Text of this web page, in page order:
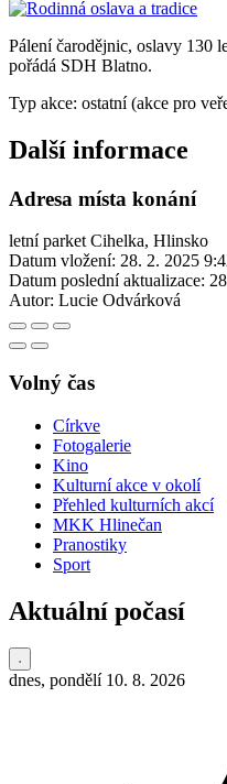
Pálení čarodějnic, oslavy 130
pořádá SDH Blatno.
Typ akce: ostatní (akce pro
Další informace
Adresa místa konání
letní parket Cihelka, Hlinsko
Datum vložení: 28. 2. 2025
Datum poslední aktualizace:
Autor: Lucie Odvárková
Volný čas
Církve
Fotogalerie
Kino
Kulturní akce v okolí
Přehled kulturních akcí
MKK Hlinečan
Pranostiky
Sport
Aktuální počasí
dnes, pondělí 10. 8. 2026